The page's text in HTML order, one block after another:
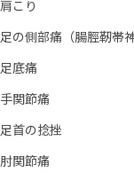
肩こり
足の側部痛（腸脛靭帯神
足底痛
手関節痛
足首の捻挫
肘関節痛